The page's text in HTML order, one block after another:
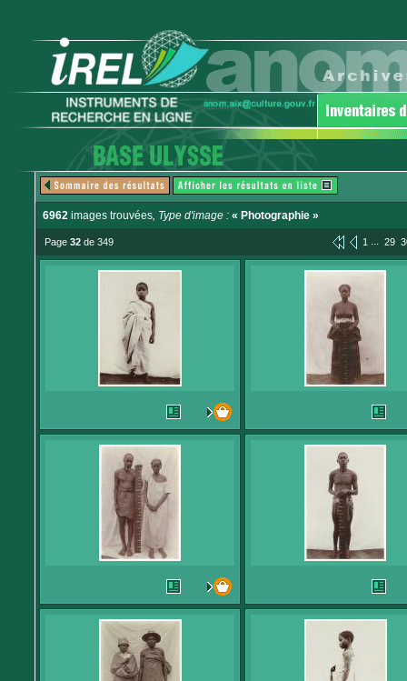
6962 images trouvées, Type d'image : « Photographie »
Page 32 de 349 1 ... 29